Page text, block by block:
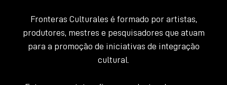
Fronteras Culturales é formado por artistas,
produtores, mestres e pesquisadores que atuam
para a promoção de iniciativas de integração
cultural.